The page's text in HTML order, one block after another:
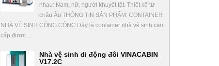
nhau: Nam, nữ, người khuyết tật. Thiết kế từ
châu Âu THÔNG TIN SẢN PHẨM: CONTAINER
NHÀ VỆ SINH CÔNG CỘNG Đây là container nhà vệ sinh cao
cấp được…
Nhà vệ sinh di động đôi VINACABIN
V17.2C